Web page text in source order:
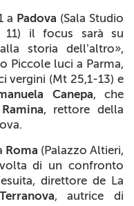
a Padova (Sala Studio
11) il focus sarà su
storia dell’altro»,
Piccole luci a Parma,
vergini (Mt 25,1-13) e
Canepa, che
, rettore della
Roma (Palazzo Altieri,
di un confronto
direttore de La
, autrice di